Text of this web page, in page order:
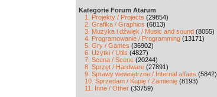
Kategorie Forum Atarum
1. Projekty / Projects (29854)
2. Grafika / Graphics (6813)
3. Muzyka i dźwięk / Music and sound (8055)
4. Programowanie / Programming (13171)
5. Gry / Games (36902)
6. Użytki / Utils (4827)
7. Scena / Scene (20244)
8. Sprzęt / Hardware (27891)
9. Sprawy wewnętrzne / Internal affairs (5842)
10. Sprzedam / Kupię / Zamienię (8193)
11. Inne / Other (33759)